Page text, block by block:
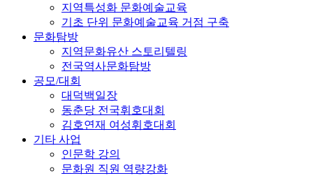
지역특성화 문화예술교육
기초 단위 문화예술교육 거점 구축
문화탐방
지역문화유산 스토리텔링
전국역사문화탐방
공모/대회
대덕백일장
동춘당 전국휘호대회
김호연재 여성휘호대회
기타 사업
인문학 강의
문화원 직원 역량강화